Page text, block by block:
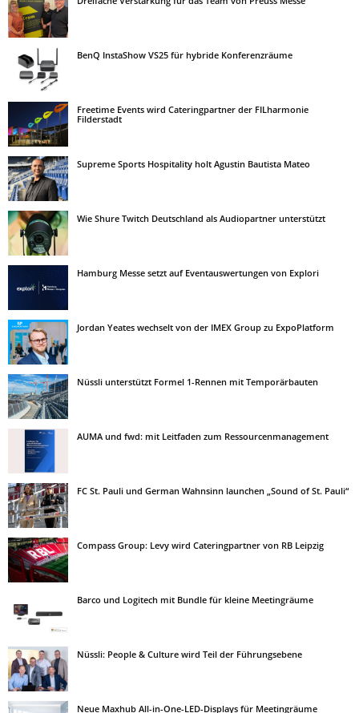
BenQ InstaShow VS25 für hybride Konferenzräume
Freetime Events wird Cateringpartner der FILharmonie
Filderstadt
Supreme Sports Hospitality holt Agustin Bautista Mateo
Wie Shure Twitch Deutschland als Audiopartner unterstützt
Hamburg Messe setzt auf Eventauswertungen von Explori
Jordan Yeates wechselt von der IMEX Group zu ExpoPlatform
Nüssli unterstützt Formel 1-Rennen mit Temporärbauten
AUMA und fwd: mit Leitfaden zum Ressourcenmanagement
FC St. Pauli und German Wahnsinn launchen „Sound of St. Pauli“
Compass Group: Levy wird Cateringpartner von RB Leipzig
Barco und Logitech mit Bundle für kleine Meetingräume
Nüssli: People & Culture wird Teil der Führungsebene
Neue Maxhub All-in-One-LED-Displays für Meetingräume